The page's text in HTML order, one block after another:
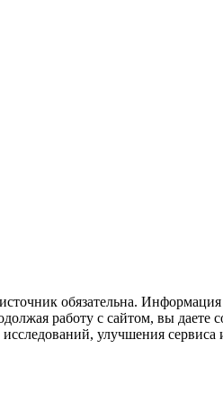
обязательна.
работу с сайтом, вы даете
улучшения